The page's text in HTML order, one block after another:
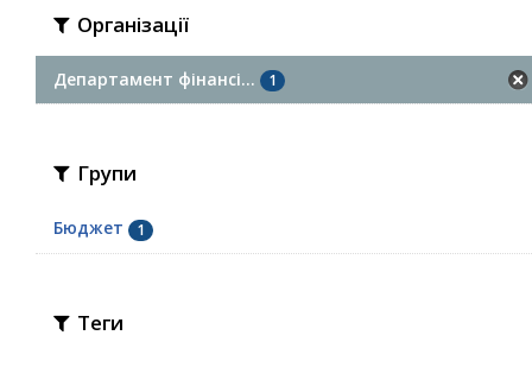
Організації
Департамент фінансі... 1
Групи
Бюджет 1
Теги